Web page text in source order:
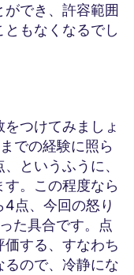
でき、許容範囲
もなくなるでし
つけてみましょ
での経験に照ら
というふうに、
。この程度なら
点、今回の怒り
た具合です。点
する、すなわち
るので、冷静にな